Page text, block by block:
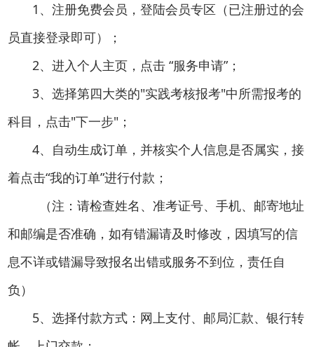
1、注册免费会员，登陆会员专区（已注册过的会
员直接登录即可）；
2、进入个人主页，点击 “服务申请”；
3、选择第四大类的"实践考核报考"中所需报考的
科目，点击"下一步"；
4、自动生成订单，并核实个人信息是否属实，接
着点击“我的订单”进行付款；
（注：请检查姓名、准考证号、手机、邮寄地址
和邮编是否准确，如有错漏请及时修改，因填写的信
息不详或错漏导致报名出错或服务不到位，责任自
负）
5、选择付款方式：网上支付、邮局汇款、银行转